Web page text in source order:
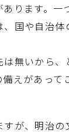
す。一つ
国や自治
無いから
えがあっ
が、明治